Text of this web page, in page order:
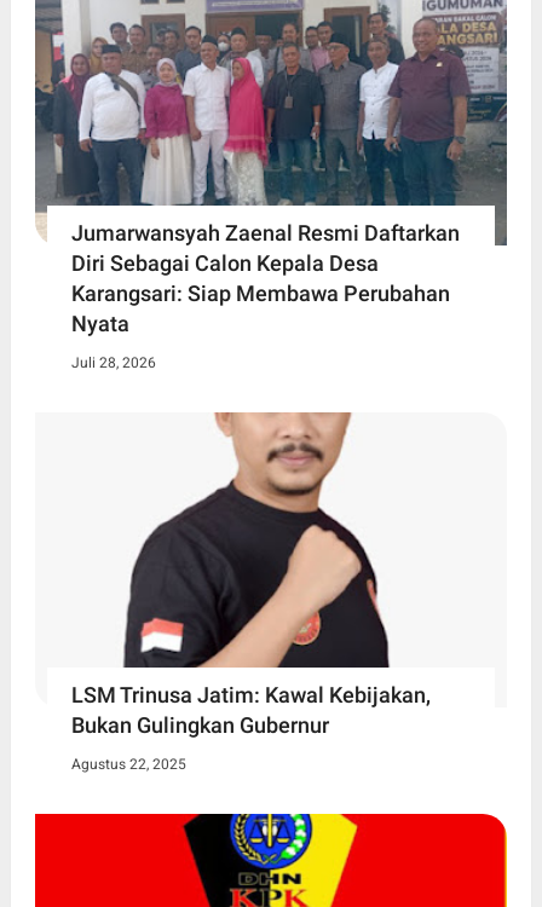
Jumarwansyah Zaenal Resmi Daftarkan
Diri Sebagai Calon Kepala Desa
Karangsari: Siap Membawa Perubahan
Nyata
Juli 28, 2026
LSM Trinusa Jatim: Kawal Kebijakan,
Bukan Gulingkan Gubernur
Agustus 22, 2025